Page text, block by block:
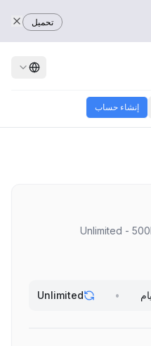
تحميل
إنشاء حساب
Unlimited -
•
Unlimited